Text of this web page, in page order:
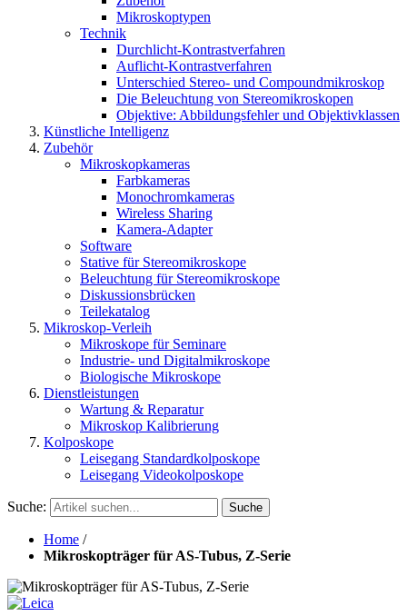
Mikroskoptypen
Technik
Durchlicht-Kontrastverfahren
Auflicht-Kontrastverfahren
Unterschied Stereo- und Compoundmikroskop
Die Beleuchtung von Stereomikroskopen
Objektive: Abbildungsfehler und Objektivklassen
Künstliche Intelligenz
Zubehör
Mikroskopkameras
Farbkameras
Monochromkameras
Wireless Sharing
Kamera-Adapter
Software
Stative für Stereomikroskope
Beleuchtung für Stereomikroskope
Diskussionsbrücken
Teilekatalog
Mikroskop-Verleih
Mikroskope für Seminare
Industrie- und Digitalmikroskope
Biologische Mikroskope
Dienstleistungen
Wartung & Reparatur
Mikroskop Kalibrierung
Kolposkope
Leisegang Standardkolposkope
Leisegang Videokolposkope
Suche: Suche
Home /
Mikroskopträger für AS-Tubus, Z-Serie